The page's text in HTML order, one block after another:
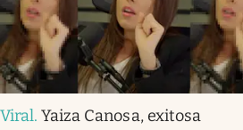
Viral.Yaiza Canosa, exitosa